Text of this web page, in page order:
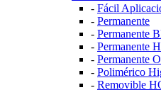
- Fácil
- Permanente
- Permanente
- Permanente
- Permanente
- Polimérico
- Removible